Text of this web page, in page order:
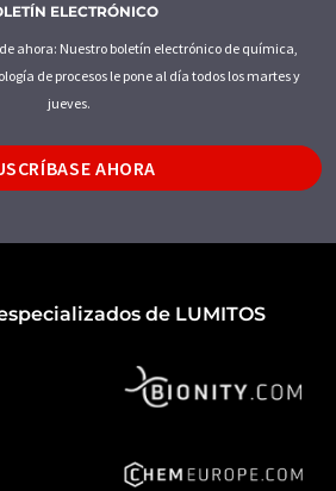
ELECTRÓNICO
ahora: Nuestro boletín electrónico de química,
de procesos le pone al día todos los martes y
jueves.
AHORA
de LUMITOS